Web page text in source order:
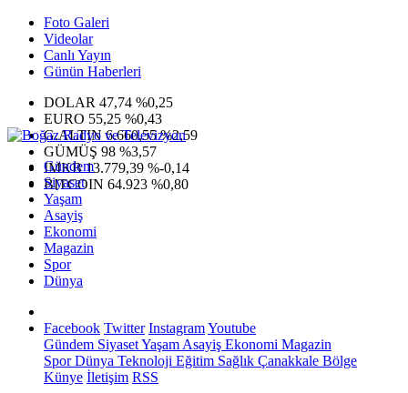
Foto Galeri
Videolar
Canlı Yayın
Günün Haberleri
DOLAR 47,74 %0,25
EURO 55,25 %0,43
G.ALTIN6.660,55 %2,59
GÜMÜŞ 98 %3,57
IMKB13.779,39 %-0,14
BITCOIN 64.923 %0,80
Gündem
Siyaset
Yaşam
Asayiş
Ekonomi
Magazin
Spor
Dünya
Facebook Twitter InstagramYoutube
Gündem SiyasetYaşam Asayiş Ekonomi Magazin
SporDünya Teknoloji Eğitim Sağlık Çanakkale Bölge
Künye İletişim RSS